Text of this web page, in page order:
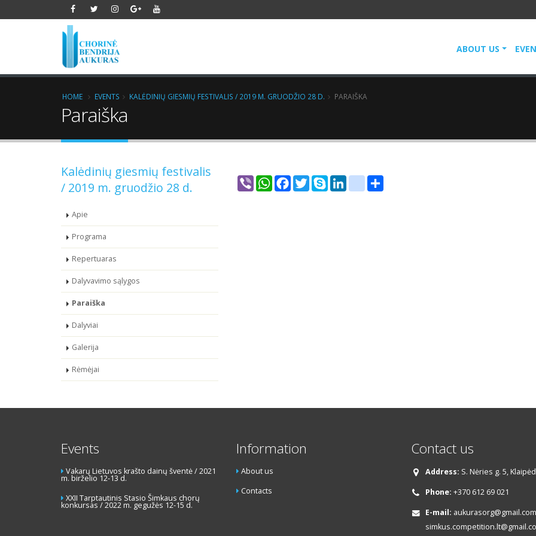
ABOUT US
HOME EVENTS KALĖDINIŲ GIESMIŲ FESTIVALIS / 2019 M. GRUODŽIO 28 D. PARAIŠKA
Paraiška
Kalėdinių giesmių festivalis
/ 2019 m. gruodžio 28 d.
Apie
Programa
Repertuaras
Dalyvavimo sąlygos
Paraiška
Dalyviai
Galerija
Rėmėjai
ViberWhatsAppFacebook
TwitterSkypeLinkedIngoogle_bookmarks
Share
Events
Vakarų Lietuvos krašto dainų šventė / 2021
m. birželio 12-13 d.
XXII Tarptautinis Stasio Šimkaus chorų
konkursas / 2022 m. gegužės 12-15 d.
Information
About us
Contacts
Contact us
Address: S. Nėries g. 5,
Phone: +370 612 69 021
E-mail: